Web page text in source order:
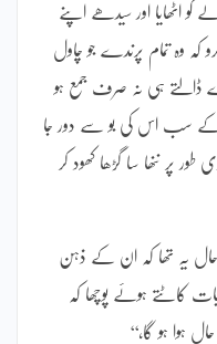
کو اٹھایا اور سیدھے اپنے
کہ وہ تمام پرندے جو چاول
ڈالتے ہی نہ صرف جمع ہو
سب اس کی بو سے دور جا
طور پر ننھا سا گڑھا کھود کر
حال یہ تھا کہ ان کے ذہن
کاٹتے ہوئے پوچھا کہ
ہوا ہو گا،‘‘